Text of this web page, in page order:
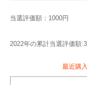
当選評価額：1000円
2022年の累計当選評価額
最近購